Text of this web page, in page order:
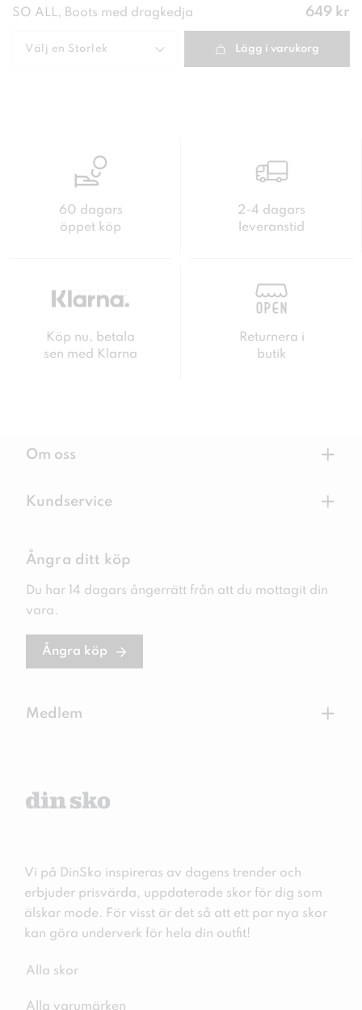
SO ALL, Boots med dragkedja Pris:
649 kr
Välj en Storlek Lägg i varukorg
60 dagars
öppet köp
2-4 dagars
leveranstid
Köp nu, betala
sen med Klarna
Returnera i
butik
Om oss +
Kundservice +
Ångra ditt köp
Du har 14 dagars ångerrätt från att du mottagit din
vara.
Ångra köp
Medlem +
Vi på DinSko inspireras av dagens trender och
erbjuder prisvärda, uppdaterade skor för dig som
älskar mode. För visst är det så att ett par nya skor
kan göra underverk för hela din outfit!
Alla skor
Alla varumärken